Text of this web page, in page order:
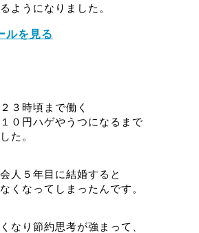
ようになりました。
ルを見る
３時頃まで働く
０円ハゲやうつになるまで
た。
人５年目に結婚すると
くなってしまったんです。
なり節約思考が強まって、